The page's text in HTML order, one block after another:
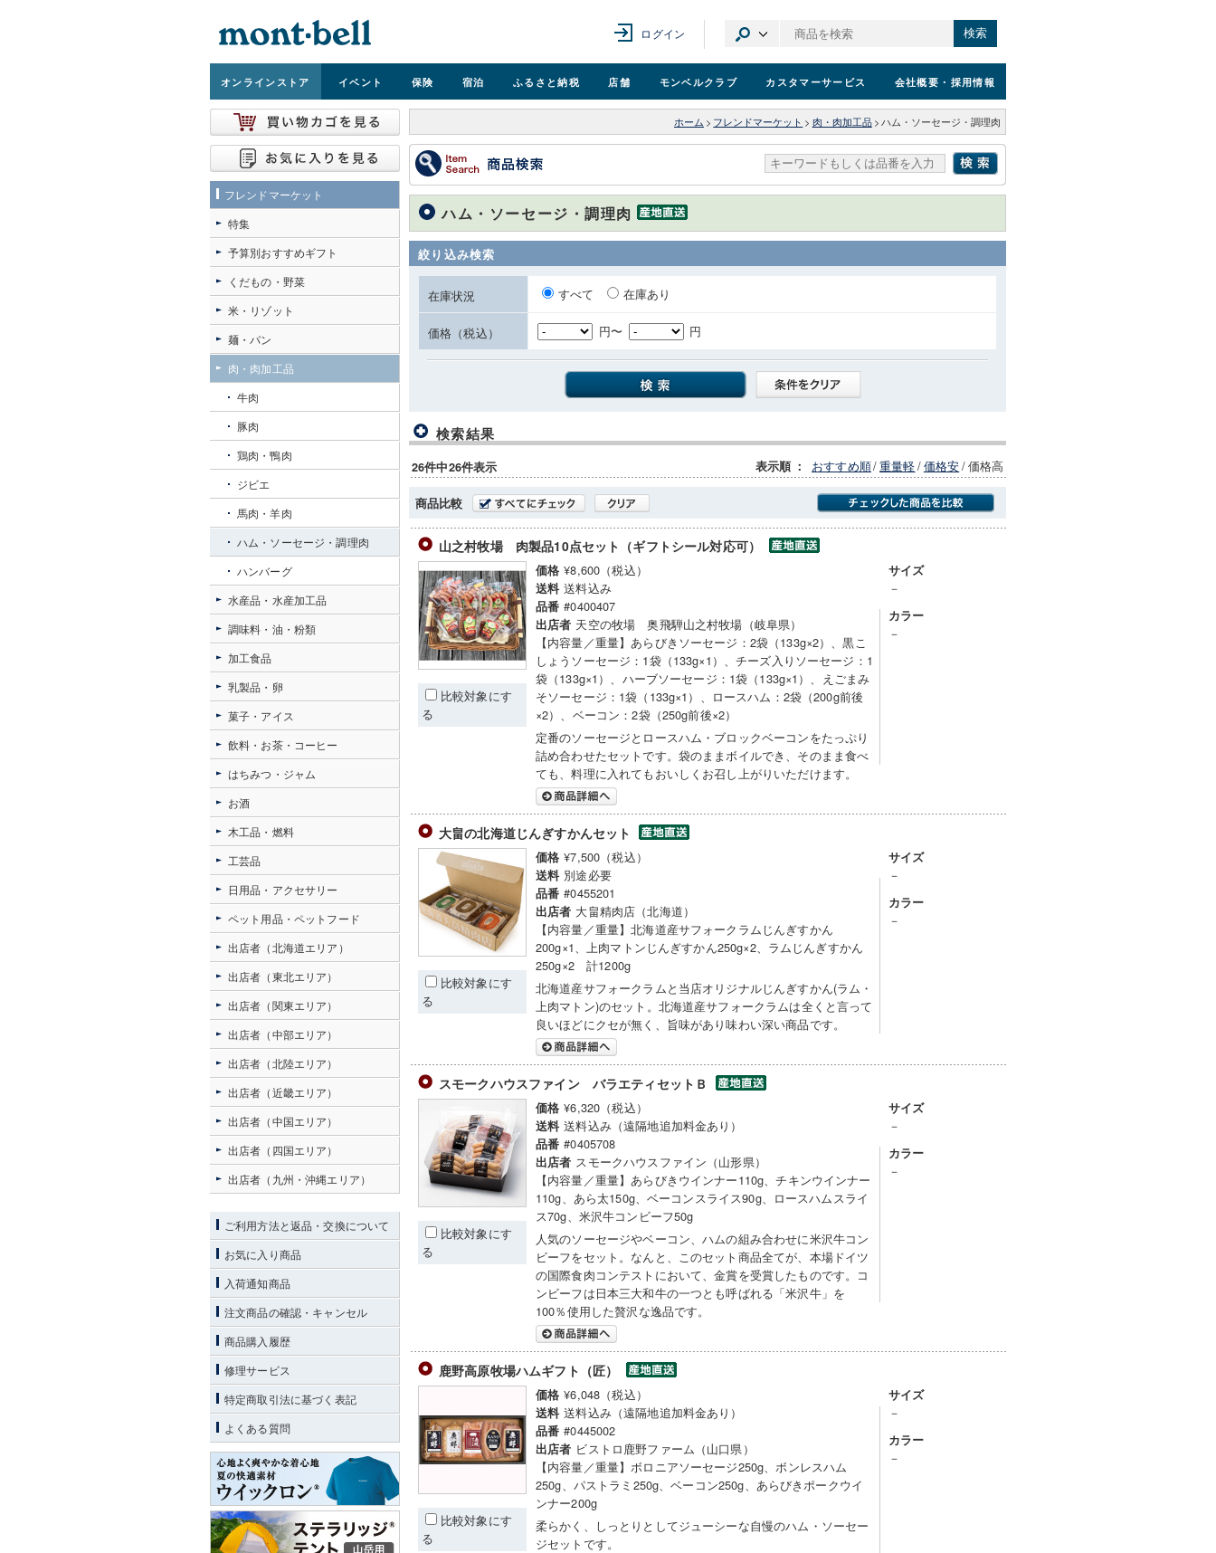
ログイン 検索
オンラインストア イベント 保険 宿泊 ふるさと納税 店舗 モンベルクラブ カスタマーサービス 会社概要 ・採用情報
ホーム > フレンドマーケット > 肉・肉加工品 > ハム・ソーセージ・調理肉
ハム・ソーセージ・調理肉
絞り込み検索
在庫状況 すべて 在庫あり
価格（税込） 円〜 円
検索結果
26件中26件表示 表示順 ： おすすめ順/重量軽/価格安/価格高
商品比較
山之村牧場 肉製品10点セット（ギフトシール対応可）
比較対象にす
る
価格 ¥8,600（税込）
送料 送料込み
品番 #0400407
出店者 天空の牧場 奥飛騨山之村牧場（岐阜県）
【内容量／重量】あらびきソーセージ：2袋（133g×2）、黒こ
しょうソーセージ：1袋（133g×1）、チーズ入りソーセージ：1
袋（133g×1）、ハーブソーセージ：1袋（133g×1）、えごまみ
そソーセージ：1袋（133g×1）、ロースハム：2袋（200g前後
×2）、ベーコン：2袋（250g前後×2）
定番のソーセージとロースハム・ブロックベーコンをたっぷり
詰め合わせたセットです。袋のままボイルでき、そのまま食べ
ても、料理に入れてもおいしくお召し上がりいただけます。
サイズ
－
カラー
－
大畠の北海道じんぎすかんセット
比較対象にす
る
価格 ¥7,500（税込）
送料 別途必要
品番 #0455201
出店者 大畠精肉店（北海道）
【内容量／重量】北海道産サフォークラムじんぎすかん
200g×1、上肉マトンじんぎすかん250g×2、ラムじんぎすかん
250g×2 計1200g
北海道産サフォークラムと当店オリジナルじんぎすかん(ラム・
上肉マトン)のセット。北海道産サフォークラムは全くと言って
良いほどにクセが無く、旨味があり味わい深い商品です。
サイズ
－
カラー
－
スモークハウスファイン バラエティセットＢ
比較対象にす
る
価格 ¥6,320（税込）
送料 送料込み（遠隔地追加料金あり）
品番 #0405708
出店者 スモークハウスファイン（山形県）
【内容量／重量】あらびきウインナー110g、チキンウインナー
110g、あら太150g、ベーコンスライス90g、ロースハムスライ
ス70g、米沢牛コンビーフ50g
人気のソーセージやベーコン、ハムの組み合わせに米沢牛コン
ビーフをセット。なんと、このセット商品全てが、本場ドイツ
の国際食肉コンテストにおいて、金賞を受賞したものです。コ
ンビーフは日本三大和牛の一つとも呼ばれる「米沢牛」を
100％使用した贅沢な逸品です。
サイズ
－
カラー
－
鹿野高原牧場ハムギフト（匠）
比較対象にす
る
価格 ¥6,048（税込）
送料 送料込み（遠隔地追加料金あり）
品番 #0445002
出店者 ビストロ鹿野ファーム（山口県）
【内容量／重量】ボロニアソーセージ250g、ボンレスハム
250g、パストラミ250g、ベーコン250g、あらびきポークウイ
ンナー200g
柔らかく、しっとりとしてジューシーな自慢のハム・ソーセー
ジセットです。
サイズ
－
カラー
－
フレンドマーケット
特集
予算別おすすめギフト
くだもの・野菜
米・リゾット
麺・パン
肉・肉加工品
牛肉
豚肉
鶏肉・鴨肉
ジビエ
馬肉・羊肉
ハム・ソーセージ・調理肉
ハンバーグ
水産品・水産加工品
調味料・油・粉類
加工食品
乳製品・卵
菓子・アイス
飲料・お茶・コーヒー
はちみつ・ジャム
お酒
木工品・燃料
工芸品
日用品・アクセサリー
ペット用品・ペットフード
出店者（北海道エリア）
出店者（東北エリア）
出店者（関東エリア）
出店者（中部エリア）
出店者（北陸エリア）
出店者（近畿エリア）
出店者（中国エリア）
出店者（四国エリア）
出店者（九州・沖縄エリア）
ご利用方法と返品・交換について
お気に入り商品
入荷通知商品
注文商品の確認・キャンセル
商品購入履歴
修理サービス
特定商取引法に基づく表記
よくある質問